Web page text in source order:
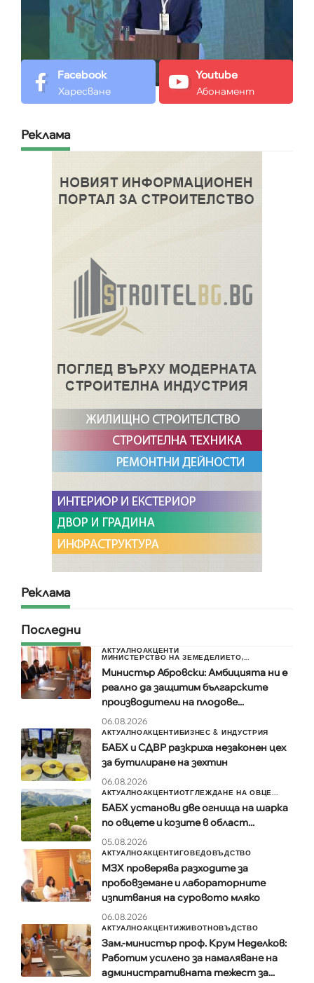
Facebook
Харесване
Youtube
Абонамент
Реклама
Реклама
Последни
АКТУАЛНОАКЦЕНТИ
МИНИСТЕРСТВО НА ЗЕМЕДЕЛИЕТО,...
Министър Абровски: Амбицията ни е
реално да защитим българските
производители на плодове...
06.08.2026
АКТУАЛНОАКЦЕНТИБИЗНЕС & ИНДУСТРИЯ
БАБХ и СДВР разкриха незаконен цех
за бутилиране на зехтин
06.08.2026
АКТУАЛНОАКЦЕНТИОТГЛЕЖДАНЕ НА ОВЦЕ...
БАБХ установи две огнища на шарка
по овцете и козите в област...
05.08.2026
АКТУАЛНОАКЦЕНТИГОВЕДОВЪДСТВО
МЗХ проверява разходите за
пробовземане и лабораторните
изпитвания на суровото мляко
06.08.2026
АКТУАЛНОАКЦЕНТИЖИВОТНОВЪДСТВО
Зам.-министър проф. Крум Неделков:
Работим усилено за намаляване на
административната тежест за...